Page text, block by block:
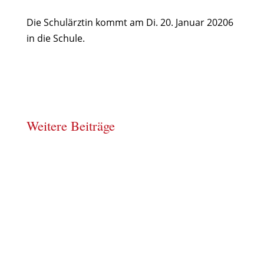
Die Schulärztin kommt am Di. 20. Januar 20206
in die Schule.
Weitere Beiträge